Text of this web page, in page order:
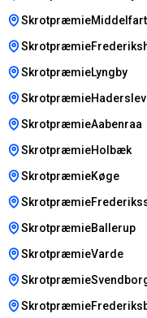
SkrotpræmieMiddelfart
SkrotpræmieLyngby
SkrotpræmieHaderslev
SkrotpræmieAabenraa
SkrotpræmieHolbæk
SkrotpræmieKøge
SkrotpræmieBallerup
SkrotpræmieVarde